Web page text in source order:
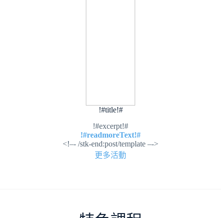
!#title!#
!#excerpt!#
!#readmoreText!#
<!–- /stk-end:post/template –->
更多活動